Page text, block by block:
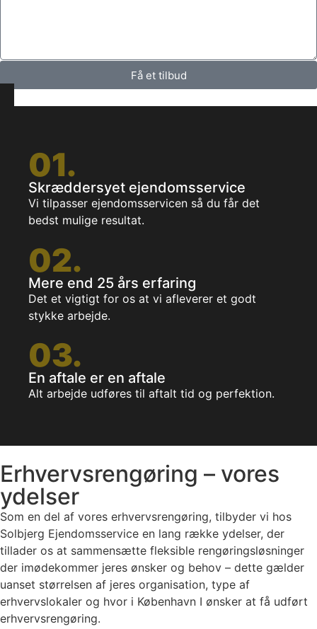
Få et tilbud
01.
Skræddersyet ejendomsservice
Vi tilpasser ejendomsservicen så du får det
bedst mulige resultat.
02.
Mere end 25 års erfaring
Det et vigtigt for os at vi afleverer et godt
stykke arbejde.
03.
En aftale er en aftale
Alt arbejde udføres til aftalt tid og perfektion.
Erhvervsrengøring – vores
ydelser
Som en del af vores erhvervsrengøring, tilbyder vi hos
Solbjerg Ejendomsservice en lang række ydelser, der
tillader os at sammensætte fleksible rengøringsløsninger
der imødekommer jeres ønsker og behov – dette gælder
uanset størrelsen af jeres organisation, type af
erhvervslokaler og hvor i København I ønsker at få udført
erhvervsrengøring.